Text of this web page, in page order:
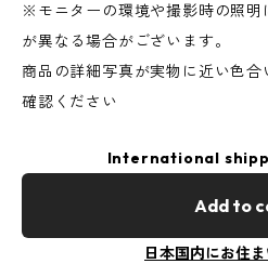
※モニターの環境や撮影時の照明
が異なる場合がございます。
商品の詳細写真が実物に近い色
確認ください
International
Add to
日本国内にお住